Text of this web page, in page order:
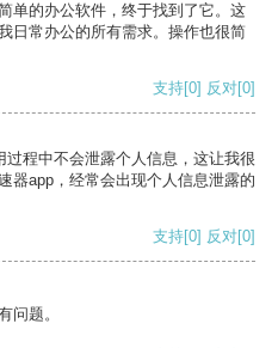
单的办公软件，终于找到了它。这
日常办公的所有需求。操作也很简
支持[0] 反对[0]
程中不会泄露个人信息，这让我很
器app，经常会出现个人信息泄露的
支持[0] 反对[0]
问题。